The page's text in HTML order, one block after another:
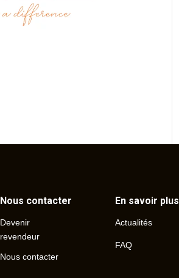
Nous contacter
Devenir
revendeur
Nous contacter
En savoir plus
Actualités
FAQ